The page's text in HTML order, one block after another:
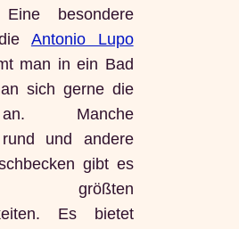
besondere
Antonio Lupo
man in ein Bad
sich gerne die
an. Manche
und andere
gibt es
größten
Es bietet